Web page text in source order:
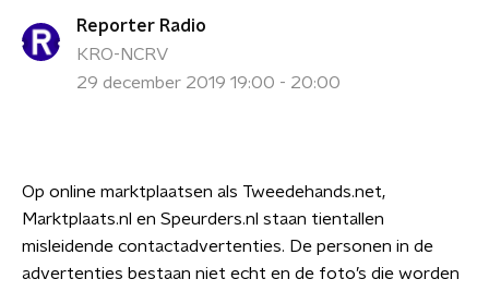
Reporter Radio
KRO-NCRV
29 december 2019 19:00 - 20:00
Op online marktplaatsen als Tweedehands.net,
Marktplaats.nl en Speurders.nl staan tientallen
misleidende contactadvertenties. De personen in de
advertenties bestaan niet echt en de foto’s die worden